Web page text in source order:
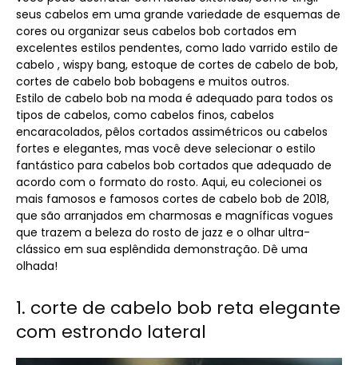
seus cabelos em uma grande variedade de esquemas de
cores ou organizar seus cabelos bob cortados em
excelentes estilos pendentes, como lado varrido estilo de
cabelo , wispy bang, estoque de cortes de cabelo de bob,
cortes de cabelo bob bobagens e muitos outros.
Estilo de cabelo bob na moda é adequado para todos os
tipos de cabelos, como cabelos finos, cabelos
encaracolados, pêlos cortados assimétricos ou cabelos
fortes e elegantes, mas você deve selecionar o estilo
fantástico para cabelos bob cortados que adequado de
acordo com o formato do rosto. Aqui, eu colecionei os
mais famosos e famosos cortes de cabelo bob de 2018,
que são arranjados em charmosas e magníficas vogues
que trazem a beleza do rosto de jazz e o olhar ultra-
clássico em sua esplêndida demonstração. Dê uma
olhada!
1. corte de cabelo bob reta elegante
com estrondo lateral